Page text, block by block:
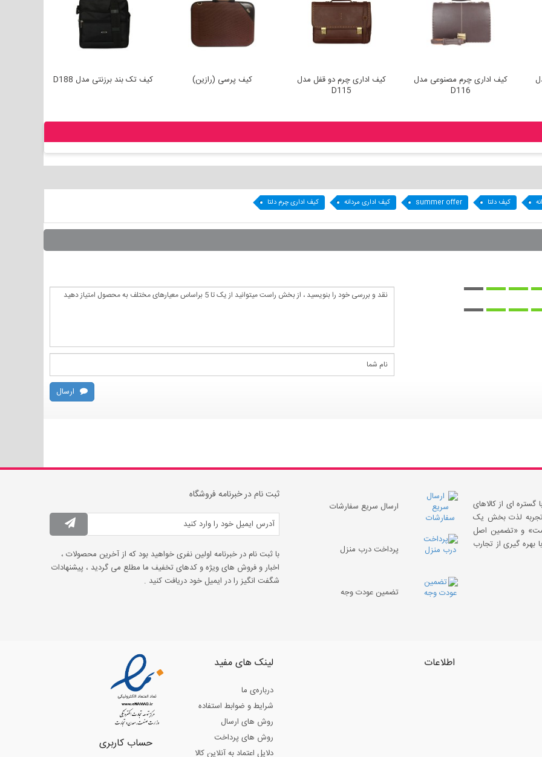
کیف تک بند برزنتی مدل D188 کیف پرسی (رازین)
کیف اداری چرم دو قفل مدل
D115
کیف اداری چرم مصنوعی مدل
D116
کیف دلتا summer offer کیف اداری مردانه کیف اداری چرم دلتا
ارسال
گستره ای از کالاهای
«تجربه لذت بخش یک
و «تضمین اصل
بهره گیری از تجارب
ارسال سریع سفارشات
پرداخت درب منزل
تضمین عودت وجه
ثبت نام در خبرنامه فروشگاه
با ثبت نام در خبرنامه اولین نفری خواهید بود که از آخرین محصولات ،
اخبار و فروش های ویژه و کدهای تخفیف ما مطلع می گردید ، پیشنهادات
شگفت انگیز را در ایمیل خود دریافت کنید .
اطلاعات لینک های مفید
درباره‌ی ما
شرایط و ضوابط استفاده
روش های ارسال
روش های پرداخت
دلایل اعتماد به آنلاین کالا
حساب کاربری